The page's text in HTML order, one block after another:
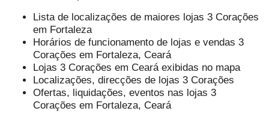
Lista de localizações de maiores lojas 3 Corações
em Fortaleza
Horários de funcionamento de lojas e vendas 3
Corações em Fortaleza, Ceará
Lojas 3 Corações em Ceará exibidas no mapa
Localizações, direcções de lojas 3 Corações
Ofertas, liquidações, eventos nas lojas 3
Corações em Fortaleza, Ceará